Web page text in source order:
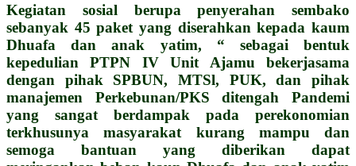
Kegiatan sosial berupa penyerahan sembako
sebanyak 45 paket yang diserahkan kepada kaum
Dhuafa dan anak yatim, “ sebagai bentuk
kepedulian PTPN IV Unit Ajamu bekerjasama
dengan pihak SPBUN, MTSl, PUK, dan pihak
manajemen Perkebunan/PKS ditengah Pandemi
yang sangat berdampak pada perekonomian
terkhusunya masyarakat kurang mampu dan
semoga bantuan yang diberikan dapat